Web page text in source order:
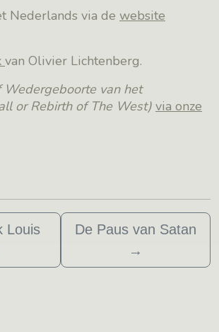
Nederlands via de website
van Olivier Lichtenberg.
Wedergeboorte van het
or Rebirth of The West) via onze
Louis
De Paus van Satan
→